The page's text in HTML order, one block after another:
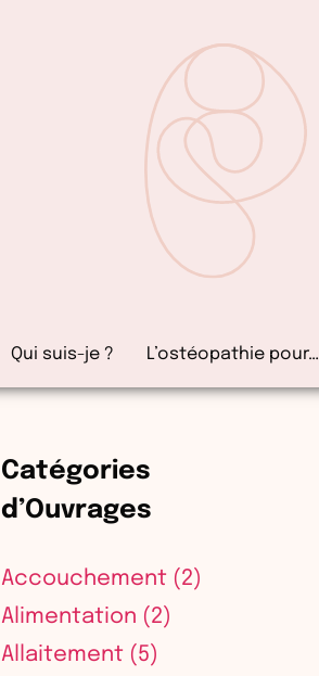
Qui suis-je ? L’ostéopathie pour…
Catégories
d’Ouvrages
Accouchement (2)
Alimentation (2)
Allaitement (5)